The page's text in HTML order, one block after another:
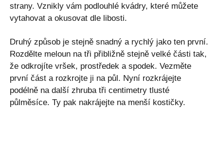
strany. Vznikly vám podlouhlé kvádry, které můžete
vytahovat a okusovat dle libosti.
Druhý způsob je stejně snadný a rychlý jako ten první.
Rozdělte meloun na tři přibližně stejně velké části tak,
že odkrojíte vršek, prostředek a spodek. Vezměte
první část a rozkrojte ji na půl. Nyní rozkrájejte
podélně na další zhruba tři centimetry tlusté
půlměsíce. Ty pak nakrájejte na menší kostičky.